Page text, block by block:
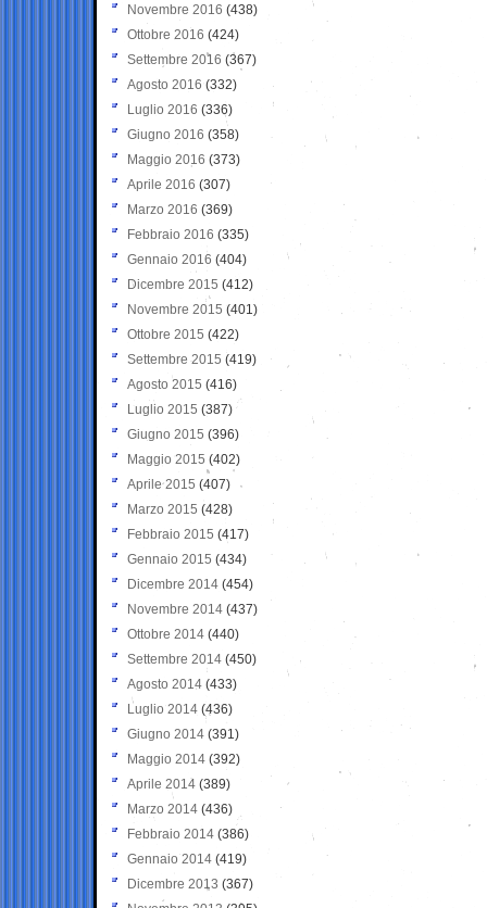
Novembre 2016 (438)
Ottobre 2016 (424)
Settembre 2016 (367)
Agosto 2016 (332)
Luglio 2016 (336)
Giugno 2016 (358)
Maggio 2016 (373)
Aprile 2016 (307)
Marzo 2016 (369)
Febbraio 2016 (335)
Gennaio 2016 (404)
Dicembre 2015 (412)
Novembre 2015 (401)
Ottobre 2015 (422)
Settembre 2015 (419)
Agosto 2015 (416)
Luglio 2015 (387)
Giugno 2015 (396)
Maggio 2015 (402)
Aprile 2015 (407)
Marzo 2015 (428)
Febbraio 2015 (417)
Gennaio 2015 (434)
Dicembre 2014 (454)
Novembre 2014 (437)
Ottobre 2014 (440)
Settembre 2014 (450)
Agosto 2014 (433)
Luglio 2014 (436)
Giugno 2014 (391)
Maggio 2014 (392)
Aprile 2014 (389)
Marzo 2014 (436)
Febbraio 2014 (386)
Gennaio 2014 (419)
Dicembre 2013 (367)